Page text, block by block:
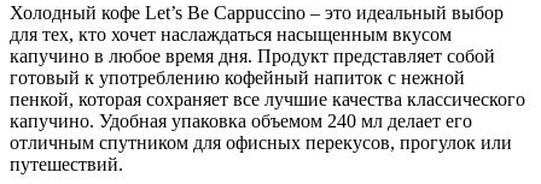
Холодный кофе Let’s Be Cappuccino – это идеальный выбор
для тех, кто хочет наслаждаться насыщенным вкусом
капучино в любое время дня. Продукт представляет собой
готовый к употреблению кофейный напиток с нежной
пенкой, которая сохраняет все лучшие качества классического
капучино. Удобная упаковка объемом 240 мл делает его
отличным спутником для офисных перекусов, прогулок или
путешествий.